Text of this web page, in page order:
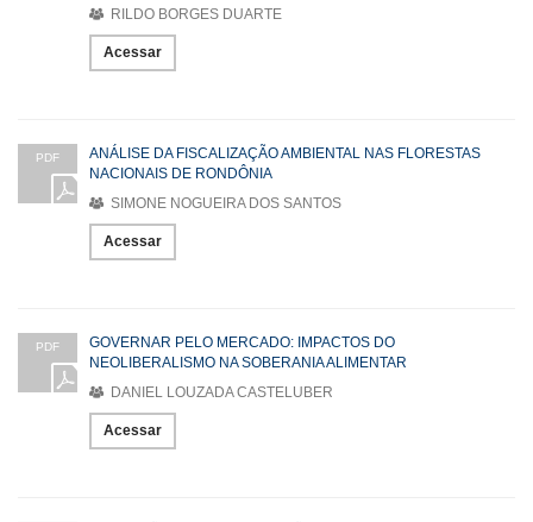
RILDO BORGES DUARTE
Acessar
PDF
ANÁLISE DA FISCALIZAÇÃO AMBIENTAL NAS FLORESTAS
NACIONAIS DE RONDÔNIA
SIMONE NOGUEIRA DOS SANTOS
Acessar
PDF
GOVERNAR PELO MERCADO: IMPACTOS DO
NEOLIBERALISMO NA SOBERANIA ALIMENTAR
DANIEL LOUZADA CASTELUBER
Acessar